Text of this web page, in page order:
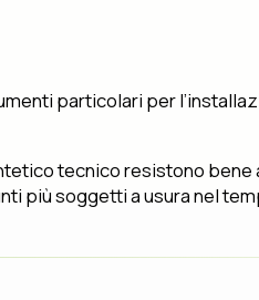
particolari per
tecnico resistono bene
più soggetti a usura nel